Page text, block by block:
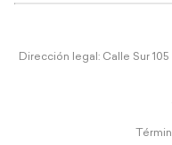
Dirección legal: Calle Sur